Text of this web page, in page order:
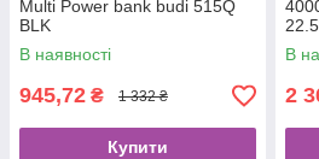
Multi Power bank budi 515Q
BLK
В наявності
945,72 ₴ 1 332 ₴
Купити
В
2